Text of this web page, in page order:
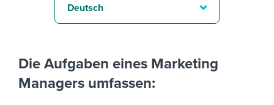
Die Aufgaben eines Marketing
Managers umfassen:
Deutsch